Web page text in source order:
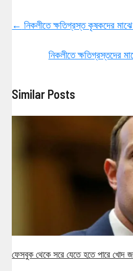
← নিকলীতে ক্ষতিগ্রস্ত কৃষকদের
নিকলীতে ক্ষতিগ্রস্তদের
Similar Posts
ফেসবুক থেকে সরে যেতে হতে পারে খোদ